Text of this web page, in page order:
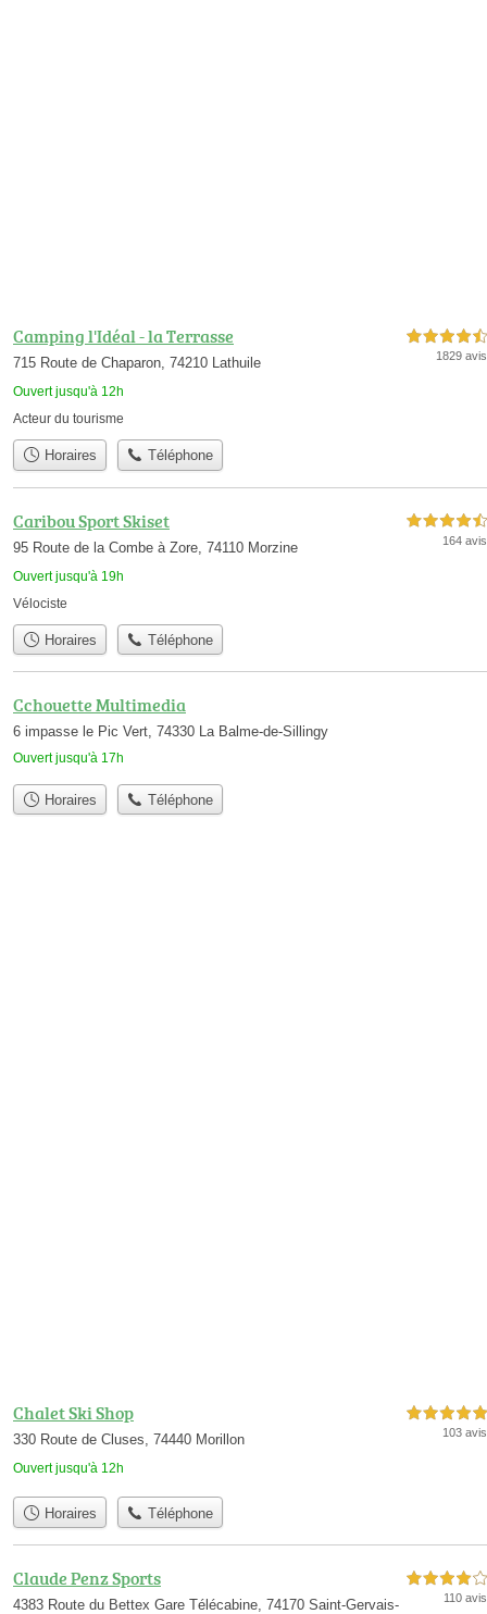
Camping l'Idéal - la Terrasse
715 Route de Chaparon, 74210 Lathuile
Ouvert jusqu'à 12h
4,5 étoiles sur 5
1829 avis
Acteur du tourisme
Horaires Téléphone
Caribou Sport Skiset
95 Route de la Combe à Zore, 74110 Morzine
Ouvert jusqu'à 19h
4,5 étoiles sur 5
164 avis
Vélociste
Horaires Téléphone
Cchouette Multimedia
6 impasse le Pic Vert, 74330 La Balme-de-Sillingy
Ouvert jusqu'à 17h
Horaires Téléphone
Chalet Ski Shop
330 Route de Cluses, 74440 Morillon
Ouvert jusqu'à 12h
5,0 étoiles sur 5
103 avis
Horaires Téléphone
Claude Penz Sports
4383 Route du Bettex Gare Télécabine, 74170 Saint-Gervais-
4,0 étoiles sur 5
110 avis